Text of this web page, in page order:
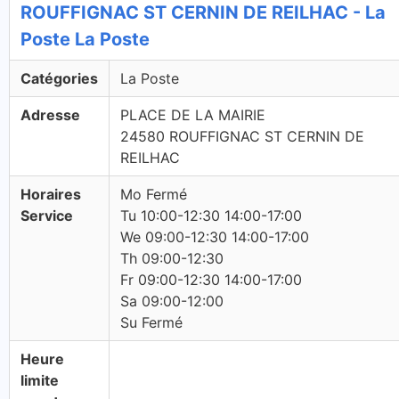
ROUFFIGNAC ST CERNIN DE REILHAC - La
Poste La Poste
Catégories La Poste
Adresse
PLACE DE LA MAIRIE
24580 ROUFFIGNAC ST CERNIN DE
REILHAC
Horaires
Service
Mo Fermé
Tu 10:00-12:30 14:00-17:00
We 09:00-12:30 14:00-17:00
Th 09:00-12:30
Fr 09:00-12:30 14:00-17:00
Sa 09:00-12:00
Su Fermé
Heure
limite